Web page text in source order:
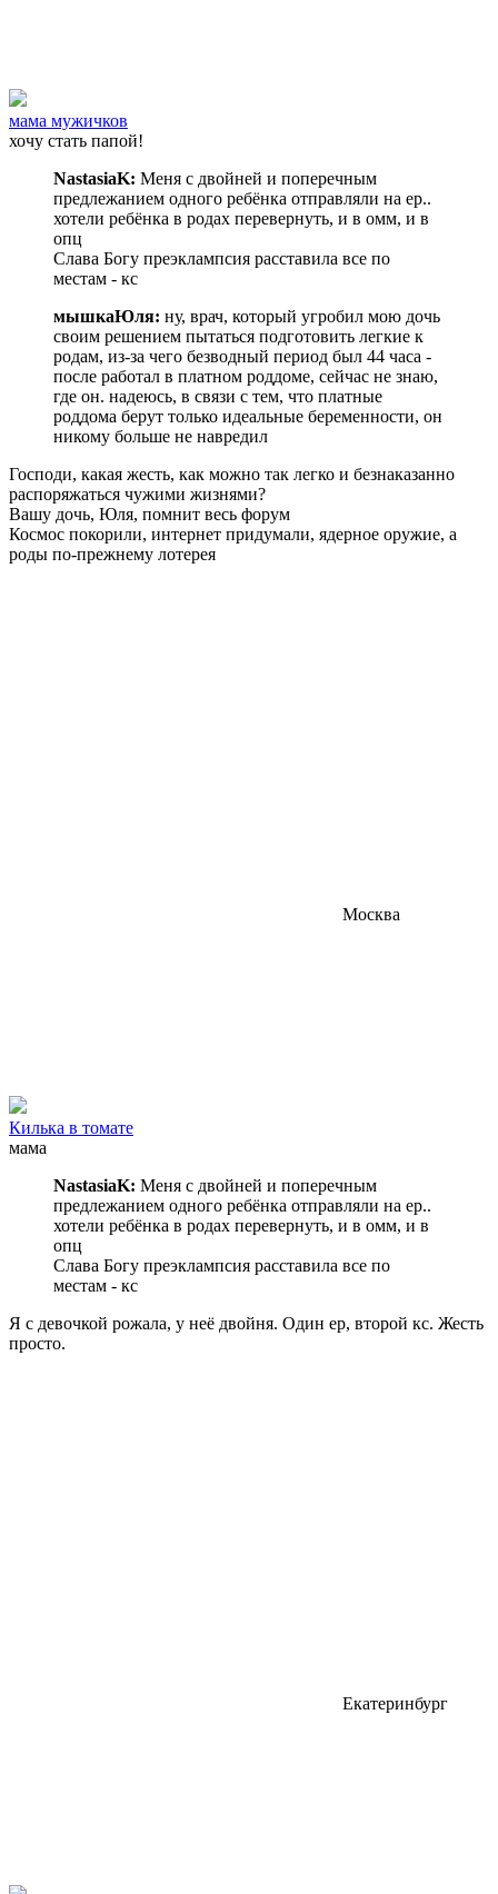
мама мужичков
хочу стать папой!
NastasiaK: Меня с двойней и поперечным
предлежанием одного ребёнка отправляли на ер..
хотели ребёнка в родах перевернуть, и в омм, и в
опц
Слава Богу преэклампсия расставила все по
местам - кс
мышкаЮля: ну, врач, который угробил мою дочь
своим решением пытаться подготовить легкие к
родам, из-за чего безводный период был 44 часа -
после работал в платном роддоме, сейчас не знаю,
где он. надеюсь, в связи с тем, что платные
роддома берут только идеальные беременности, он
никому больше не навредил
Господи, какая жесть, как можно так легко и безнаказанно
распоряжаться чужими жизнями?
Вашу дочь, Юля, помнит весь форум
Космос покорили, интернет придумали, ядерное оружие, а
роды по-прежнему лотерея
Москва
Килька в томате
мама
NastasiaK: Меня с двойней и поперечным
предлежанием одного ребёнка отправляли на ер..
хотели ребёнка в родах перевернуть, и в омм, и в
опц
Слава Богу преэклампсия расставила все по
местам - кс
Я с девочкой рожала, у неё двойня. Один ер, второй кс. Жесть
просто.
Екатеринбург